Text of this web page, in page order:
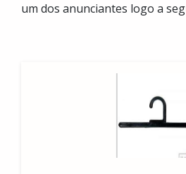
um dos anunciantes logo a